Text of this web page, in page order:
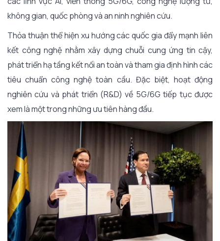
không gian, quốc phòng và an ninh nghiên cứu.
Thỏa thuận thể hiện xu hướng các quốc gia đẩy mạnh liên
kết công nghệ nhằm xây dựng chuỗi cung ứng tin cậy,
phát triển hạ tầng kết nối an toàn và tham gia định hình các
tiêu chuẩn công nghệ toàn cầu. Đặc biệt, hoạt động
nghiên cứu và phát triển (R&D) về 5G/6G tiếp tục được
xem là một trong những ưu tiên hàng đầu.